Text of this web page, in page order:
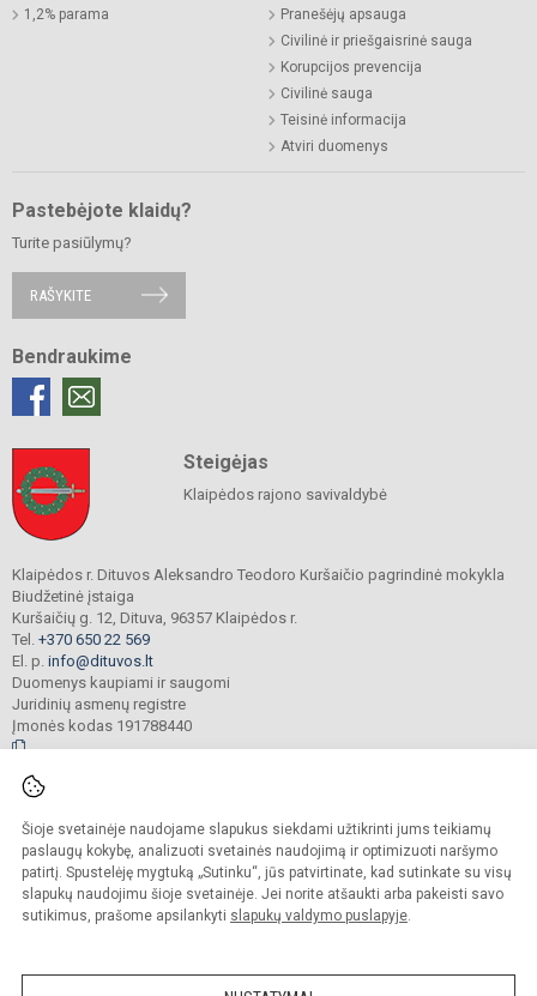
Šioje svetainėje naudojame slapukus siekdami užtikrinti jums teikiamų
paslaugų kokybę, analizuoti svetainės naudojimą ir optimizuoti naršymo
patirtį. Spustelėję mygtuką „Sutinku“, jūs patvirtinate, kad sutinkate su visų
slapukų naudojimu šioje svetainėje. Jei norite atšaukti arba pakeisti savo
sutikimus, prašome apsilankyti slapukų valdymo puslapyje.
1,2% parama
Pranešėjų apsauga
Civilinė ir priešgaisrinė sauga
Korupcijos prevencija
Civilinė sauga
Teisinė informacija
Atviri duomenys
Pastebėjote klaidų?
Turite pasiūlymų?
RAŠYKITE
Bendraukime
Steigėjas
Klaipėdos rajono savivaldybė
Klaipėdos r. Dituvos Aleksandro Teodoro Kuršaičio pagrindinė mokykla
Biudžetinė įstaiga
Kuršaičių g. 12, Dituva, 96357 Klaipėdos r.
Tel. +370 650 22 569
El. p. info@dituvos.lt
Duomenys kaupiami ir saugomi
Juridinių asmenų registre
Įmonės kodas 191788440
Visos teisės saugomos. Kopijuoti turinį be raštiško įstaigos administracijos
sutikimo griežtai draudžiama.
Prieinamumo paraiška Slapukų politika
Sumanus būdas atnaujinti